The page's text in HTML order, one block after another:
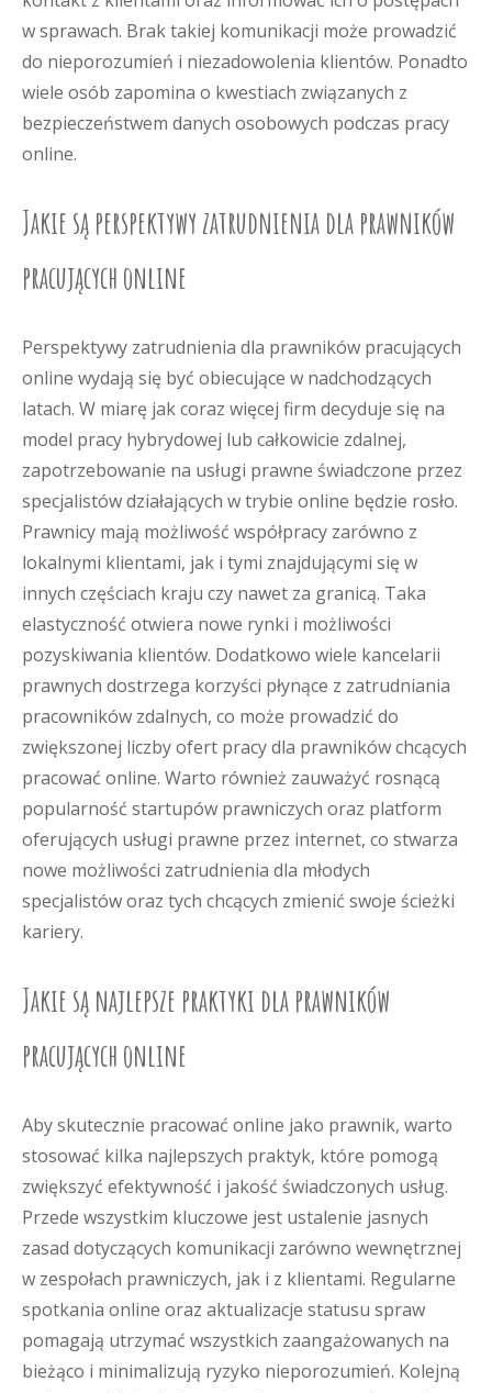
w sprawach. Brak takiej komunikacji może prowadzić
do nieporozumień i niezadowolenia klientów. Ponadto
wiele osób zapomina o kwestiach związanych z
bezpieczeństwem danych osobowych podczas pracy
online.
Jakie są perspektywy zatrudnienia dla prawników
pracujących online
Perspektywy zatrudnienia dla prawników pracujących
online wydają się być obiecujące w nadchodzących
latach. W miarę jak coraz więcej firm decyduje się na
model pracy hybrydowej lub całkowicie zdalnej,
zapotrzebowanie na usługi prawne świadczone przez
specjalistów działających w trybie online będzie rosło.
Prawnicy mają możliwość współpracy zarówno z
lokalnymi klientami, jak i tymi znajdującymi się w
innych częściach kraju czy nawet za granicą. Taka
elastyczność otwiera nowe rynki i możliwości
pozyskiwania klientów. Dodatkowo wiele kancelarii
prawnych dostrzega korzyści płynące z zatrudniania
pracowników zdalnych, co może prowadzić do
zwiększonej liczby ofert pracy dla prawników chcących
pracować online. Warto również zauważyć rosnącą
popularność startupów prawniczych oraz platform
oferujących usługi prawne przez internet, co stwarza
nowe możliwości zatrudnienia dla młodych
specjalistów oraz tych chcących zmienić swoje ścieżki
kariery.
Jakie są najlepsze praktyki dla prawników
pracujących online
Aby skutecznie pracować online jako prawnik, warto
stosować kilka najlepszych praktyk, które pomogą
zwiększyć efektywność i jakość świadczonych usług.
Przede wszystkim kluczowe jest ustalenie jasnych
zasad dotyczących komunikacji zarówno wewnętrznej
w zespołach prawniczych, jak i z klientami. Regularne
spotkania online oraz aktualizacje statusu spraw
pomagają utrzymać wszystkich zaangażowanych na
bieżąco i minimalizują ryzyko nieporozumień. Kolejną